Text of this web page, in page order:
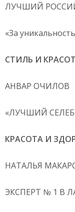
ЛУЧШИЙ
«За
СТИЛЬ И
АНВАР ОЧИЛОВ
«ЛУЧШИЙ
КРАСОТА И
НАТАЛЬЯ
ЭКСПЕРТ № 1 В